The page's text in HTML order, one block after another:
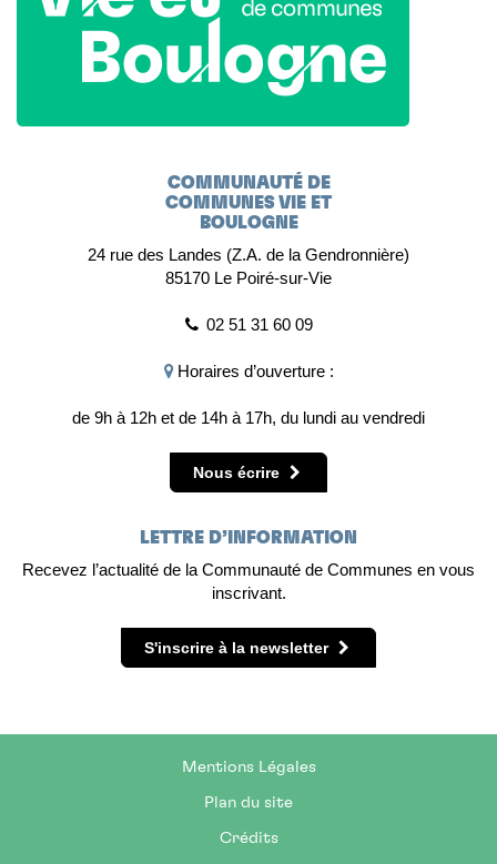
COMMUNAUTÉ DE
COMMUNES VIE ET
BOULOGNE
24 rue des Landes (Z.A. de la Gendronnière)
85170 Le Poiré-sur-Vie
02 51 31 60 09
Horaires d’ouverture :
de 9h à 12h et de 14h à 17h, du lundi au vendredi
Nous écrire
LETTRE D’INFORMATION
Recevez l’actualité de la Communauté de Communes en vous
inscrivant.
S'inscrire à la newsletter
Mentions Légales
Plan du site
Crédits